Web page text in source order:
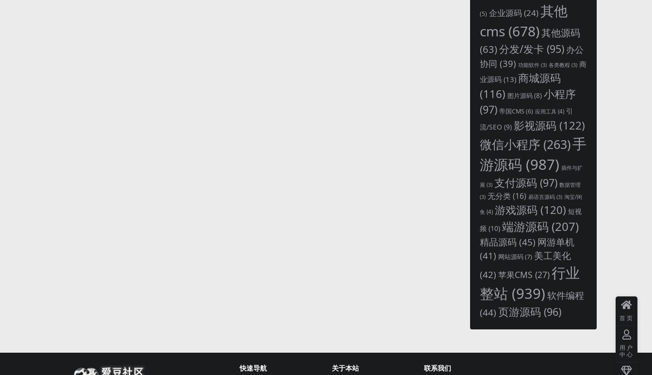
(5) 企业源码 (24)其他
cms (678)其他源码
(63)分发/发卡 (95) 办公
协同 (39) 功能软件 (3) 各类教程 (3) 商
业源码 (13) 商城源码
(116) 图片源码(8) 小程序
(97) 帝国CMS(6) 应用工具 (4) 引
流/SEO (9) 影视源码 (122)
微信小程序 (263)手
游源码 (987) 插件与扩
展 (3) 支付源码 (97) 数据管理
(3) 无分类(16) 易语言源码 (3) 淘宝/闲
鱼 (4) 游戏源码 (120) 短视
频 (10) 端游源码 (207)
精品源码 (45) 网游单机
(41) 网站源码(7) 美工美化
(42) 苹果CMS (27)行业
整站 (939)软件编程
(44)页游源码 (96)
快速导航 关于本站 联系我们
首页
用户
中心